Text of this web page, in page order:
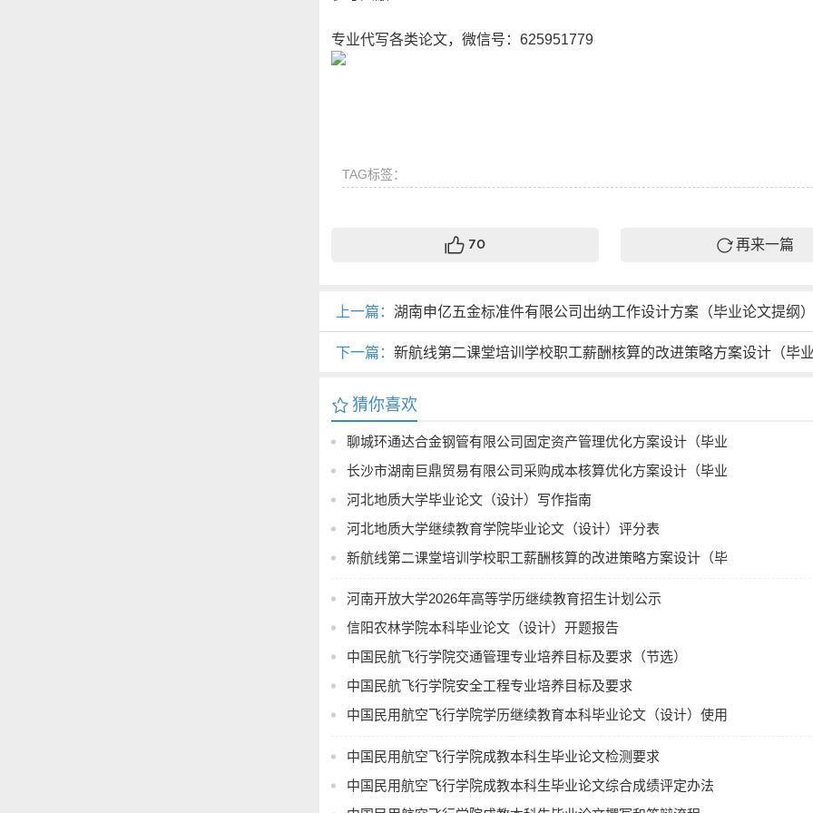
专业代写各类论文，微信号：625951779
TAG标签：
70 再来一篇
上一篇： 湖南申亿五金标准件有限公司出纳工作设计方案（毕业论文提纲）
下一篇： 新航线第二课堂培训学校职工薪酬核算的改进策略方案设计（毕业论文
猜你喜欢
聊城环通达合金钢管有限公司固定资产管理优化方案设计（毕业
论文提纲）
长沙市湖南巨鼎贸易有限公司采购成本核算优化方案设计（毕业
论文提纲）
河北地质大学毕业论文（设计）写作指南
河北地质大学继续教育学院毕业论文（设计）评分表
新航线第二课堂培训学校职工薪酬核算的改进策略方案设计（毕
河南开放大学2026年高等学历继续教育招生计划公示
信阳农林学院本科毕业论文（设计）开题报告
中国民航飞行学院交通管理专业培养目标及要求（节选）
中国民航飞行学院安全工程专业培养目标及要求
中国民用航空飞行学院学历继续教育本科毕业论文（设计）使用
中国民用航空飞行学院成教本科生毕业论文检测要求
中国民用航空飞行学院成教本科生毕业论文综合成绩评定办法